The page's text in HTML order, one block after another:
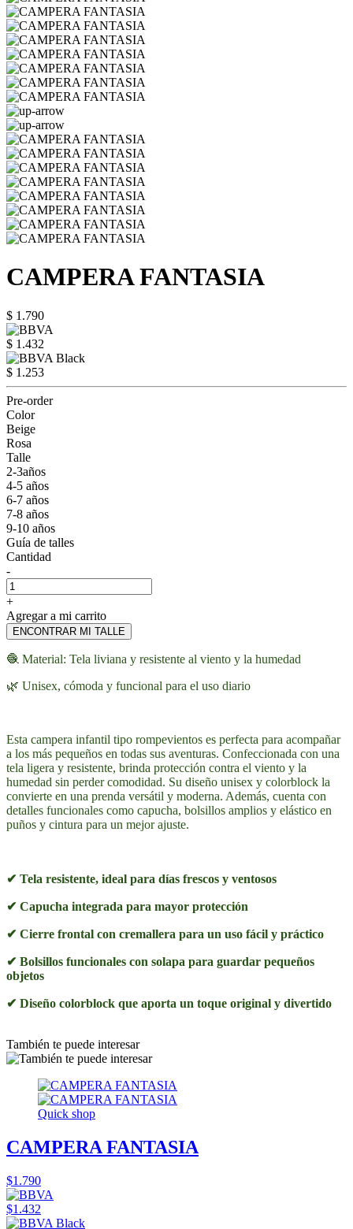
CAMPERA FANTASIA
$ 1.790
$ 1.432
$ 1.253
Pre-order
Color
Beige
Rosa
Talle
2-3años
4-5 años
6-7 años
7-8 años
9-10 años
Guía de talles
Cantidad
-
+
Agregar a mi carrito
ENCONTRAR MI TALLE
🧶 Material: Tela liviana y resistente al viento y la humedad
🌿 Unisex, cómoda y funcional para el uso diario
Esta campera infantil tipo rompevientos es perfecta para acompañar
a los más pequeños en todas sus aventuras. Confeccionada con una
tela ligera y resistente, brinda protección contra el viento y la
humedad sin perder comodidad. Su diseño unisex y colorblock la
convierte en una prenda versátil y moderna. Además, cuenta con
detalles funcionales como capucha, bolsillos amplios y elástico en
puños y cintura para un mejor ajuste.
✔ Tela resistente, ideal para días frescos y ventosos
✔ Capucha integrada para mayor protección
✔ Cierre frontal con cremallera para un uso fácil y práctico
✔ Bolsillos funcionales con solapa para guardar pequeños
objetos
✔ Diseño colorblock que aporta un toque original y divertido
También te puede interesar
Quick shop
CAMPERA FANTASIA
$1.790
$1.432